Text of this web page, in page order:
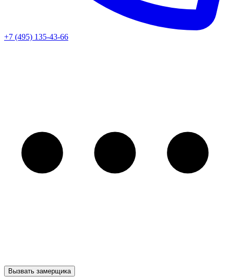
+7 (495) 135-43-66
Вызвать замерщика